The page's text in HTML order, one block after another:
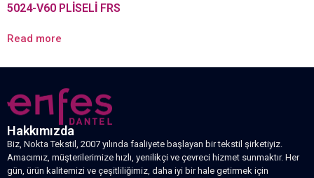
5024-V60 PLİSELİ FRS
Read more
Hakkımızda
Biz, Nokta Tekstil, 2007 yılında faaliyete başlayan bir tekstil şirketiyiz.
Amacımız, müşterilerimize hızlı, yenilikçi ve çevreci hizmet sunmaktır. Her
gün, ürün kalitemizi ve çeşitliliğimiz, daha iyi bir hale getirmek için